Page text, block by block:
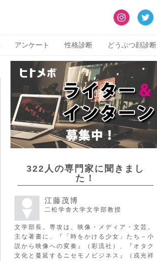
アンケート 性格診断 どうぶつ顔診断
322人の専門家に聞きまし
た！
江藤茂博
二松学舎大学文学部教授
文学部長。専攻は、映像・メディア・文芸。
主な著書に、『「時をかける少女」たち－小
説から映像への変奏』（彩流社）、『オタク
文化と蔓延するニセモノビジネス』（戎光祥